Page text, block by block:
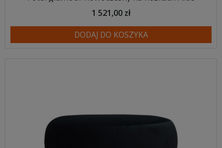
1 521,00 zł
DODAJ DO KOSZYKA